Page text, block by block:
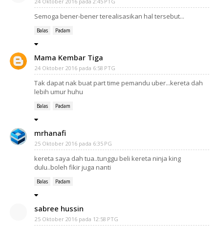
Semoga bener-bener terealisasikan hal tersebut...
Balas Padam
Mama Kembar Tiga
24 Oktober 2016 pada 6:58 PTG
Tak dapat nak buat part time pemandu uber...kereta dah
lebih umur huhu
Balas Padam
mrhanafi
25 Oktober 2016 pada 6:35 PG
kereta saya dah tua..tunggu beli kereta ninja king
dulu..boleh fikir juga nanti
Balas Padam
sabree hussin
25 Oktober 2016 pada 12:58 PTG